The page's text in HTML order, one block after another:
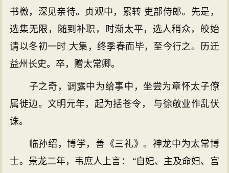
书檄，深见亲待。贞观中，累转 吏部侍郎。先是，
选集无限，随到补职，时渐太平，选人稍众，皎始
请以冬初一时 大集，终季春而毕，至今行之。历迁
益州长史。卒，赠太常卿。
子之奇，调露中为给事中，坐尝为章怀太子僚
属徙边。文明元年，起为括苍令， 与徐敬业作乱伏
诛。
临孙绍，博学，善《三礼》。神龙中为太常博
士。景龙二年，韦庶人上言： “自妃、主及命妇、宫